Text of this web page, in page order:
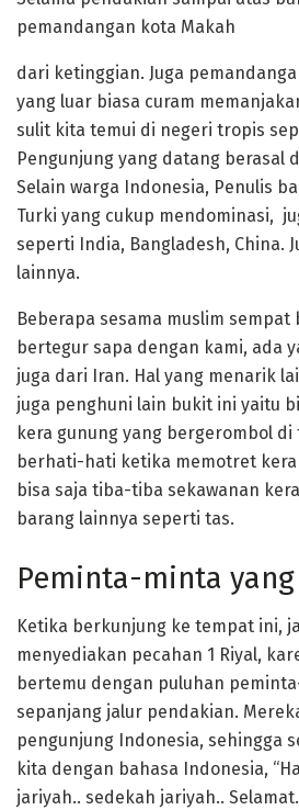
pemandangan kota Makah
dari ketinggian. Juga
yang luar biasa curam
sulit kita temui di negeri tropis
Pengunjung yang datang berasal
Selain warga Indonesia, Penulis
Turki yang cukup mendominasi,
seperti India, Bangladesh, China.
lainnya.
Beberapa sesama muslim
bertegur sapa dengan kami, ada
juga dari Iran. Hal yang menarik
juga penghuni lain bukit ini yaitu
kera gunung yang bergerombol
berhati-hati ketika memotret
bisa saja tiba-tiba sekawanan
barang lainnya seperti tas.
Peminta-minta
Ketika berkunjung ke tempat ini,
menyediakan pecahan 1 Riyal,
bertemu dengan puluhan
sepanjang jalur pendakian.
pengunjung Indonesia, sehingga
kita dengan bahasa Indonesia,
jariyah.. sedekah jariyah..